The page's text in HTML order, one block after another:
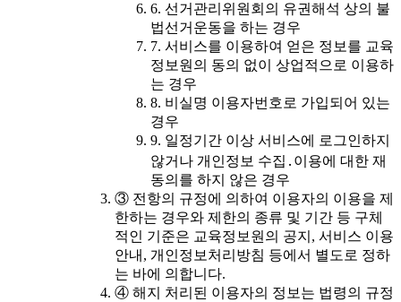
6. 선거관리위원회의 유권해석 상의 불
법선거운동을 하는 경우
7. 서비스를 이용하여 얻은 정보를 교육
정보원의 동의 없이 상업적으로 이용하
는 경우
8. 비실명 이용자번호로 가입되어 있는
경우
9. 일정기간 이상 서비스에 로그인하지
않거나 개인정보 수집․이용에 대한 재
동의를 하지 않은 경우
③ 전항의 규정에 의하여 이용자의 이용을 제
한하는 경우와 제한의 종류 및 기간 등 구체
적인 기준은 교육정보원의 공지, 서비스 이용
안내, 개인정보처리방침 등에서 별도로 정하
는 바에 의합니다.
④ 해지 처리된 이용자의 정보는 법령의 규정